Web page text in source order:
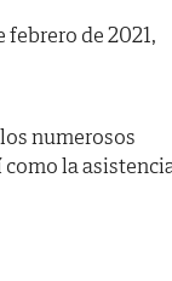
febrero de 2021,
numerosos
la